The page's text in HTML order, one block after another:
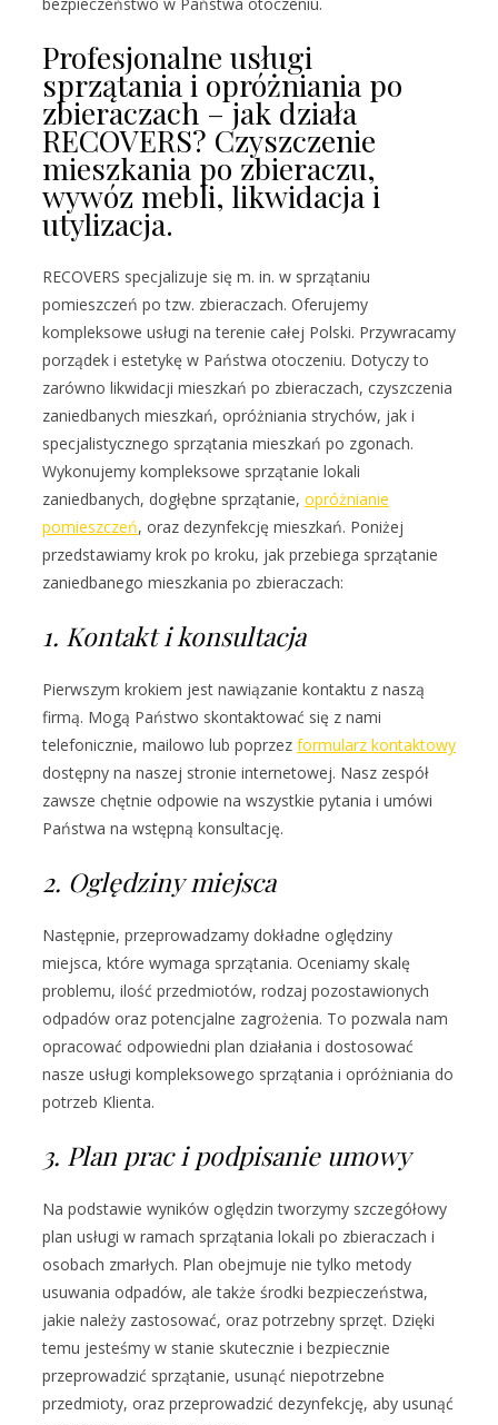
Profesjonalne usługi
sprzątania i opróżniania po
zbieraczach – jak działa
RECOVERS? Czyszczenie
mieszkania po zbieraczu,
wywóz mebli, likwidacja i
utylizacja.
RECOVERS specjalizuje się m. in. w sprzątaniu
pomieszczeń po tzw. zbieraczach. Oferujemy
kompleksowe usługi na terenie całej Polski. Przywracamy
porządek i estetykę w Państwa otoczeniu. Dotyczy to
zarówno likwidacji mieszkań po zbieraczach, czyszczenia
zaniedbanych mieszkań, opróżniania strychów, jak i
specjalistycznego sprzątania mieszkań po zgonach.
Wykonujemy kompleksowe sprzątanie lokali
zaniedbanych, dogłębne sprzątanie, opróżnianie
pomieszczeń, oraz dezynfekcję mieszkań. Poniżej
przedstawiamy krok po kroku, jak przebiega sprzątanie
zaniedbanego mieszkania po zbieraczach:
1. Kontakt i konsultacja
Pierwszym krokiem jest nawiązanie kontaktu z naszą
firmą. Mogą Państwo skontaktować się z nami
telefonicznie, mailowo lub poprzez formularz kontaktowy
dostępny na naszej stronie internetowej. Nasz zespół
zawsze chętnie odpowie na wszystkie pytania i umówi
Państwa na wstępną konsultację.
2. Oględziny miejsca
Następnie, przeprowadzamy dokładne oględziny
miejsca, które wymaga sprzątania. Oceniamy skalę
problemu, ilość przedmiotów, rodzaj pozostawionych
odpadów oraz potencjalne zagrożenia. To pozwala nam
opracować odpowiedni plan działania i dostosować
nasze usługi kompleksowego sprzątania i opróżniania do
potrzeb Klienta.
3. Plan prac i podpisanie umowy
Na podstawie wyników oględzin tworzymy szczegółowy
plan usługi w ramach sprzątania lokali po zbieraczach i
osobach zmarłych. Plan obejmuje nie tylko metody
usuwania odpadów, ale także środki bezpieczeństwa,
jakie należy zastosować, oraz potrzebny sprzęt. Dzięki
temu jesteśmy w stanie skutecznie i bezpiecznie
przeprowadzić sprzątanie, usunąć niepotrzebne
przedmioty, oraz przeprowadzić dezynfekcję, aby usunąć